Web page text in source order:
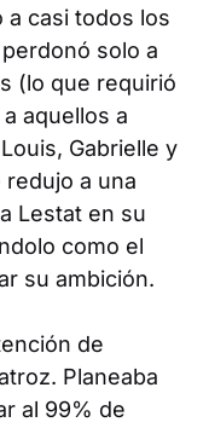
a casi todos los
solo a
(lo que requirió
aquellos a
Gabrielle y
redujo a una
Lestat en su
como el
su ambición.
de
Planeaba
al 99% de